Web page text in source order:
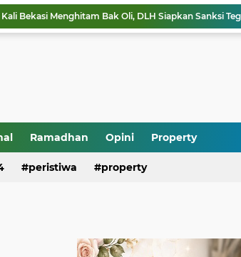
Ramadhan Opini Property
peristiwa property